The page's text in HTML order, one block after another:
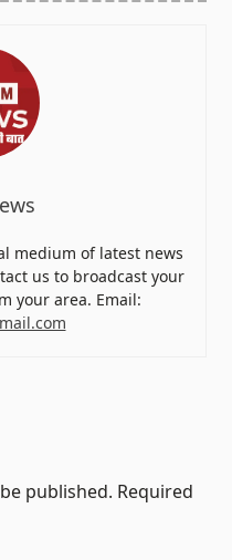
medium of latest news
us to broadcast your
your area. Email:
published. Required